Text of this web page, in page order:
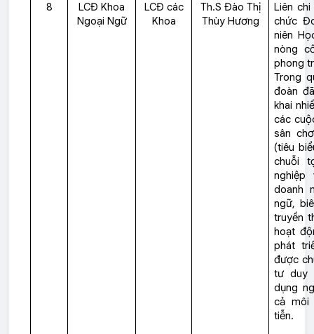
8
LCĐ Khoa
Ngoại Ngữ
LCĐ các
Khoa
Th.S Đào Thị
Thùy Hương
Liên
chức
niên
nòng
phong
Trong
đoàn
khai
các
sân
(tiêu
chuỗi
doanh
ngữ,
truyền
hoạt
phát
được
tư duy
dụng
cả môi
tiễn.